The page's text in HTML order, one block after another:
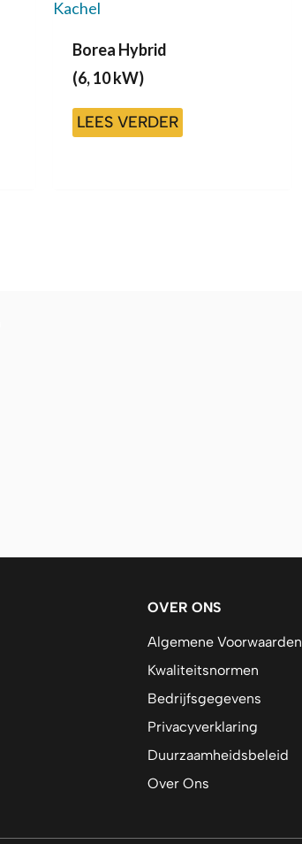
Borea Hybrid
(6, 10 kW)
LEES VERDER
OVER ONS
Algemene Voorwaarden
Kwaliteitsnormen
Bedrijfsgegevens
Privacyverklaring
Duurzaamheidsbeleid
Over Ons